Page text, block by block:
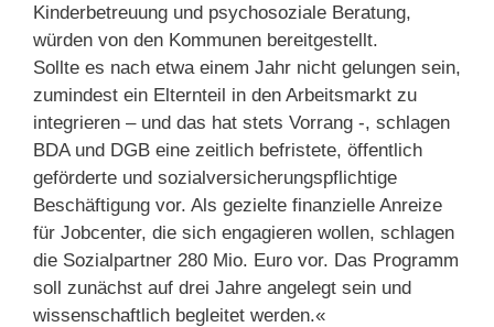
Kinderbetreuung und psychosoziale Beratung,
würden von den Kommunen bereitgestellt.
Sollte es nach etwa einem Jahr nicht gelungen sein,
zumindest ein Elternteil in den Arbeitsmarkt zu
integrieren – und das hat stets Vorrang -, schlagen
BDA und DGB eine zeitlich befristete, öffentlich
geförderte und sozialversicherungspflichtige
Beschäftigung vor. Als gezielte finanzielle Anreize
für Jobcenter, die sich engagieren wollen, schlagen
die Sozialpartner 280 Mio. Euro vor. Das Programm
soll zunächst auf drei Jahre angelegt sein und
wissenschaftlich begleitet werden.«